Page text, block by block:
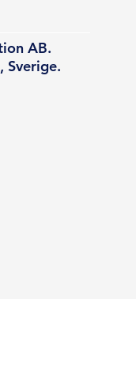
AB.
Sverige.